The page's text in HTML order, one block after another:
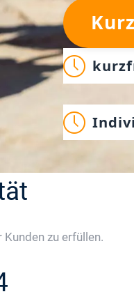
zu erfüllen.